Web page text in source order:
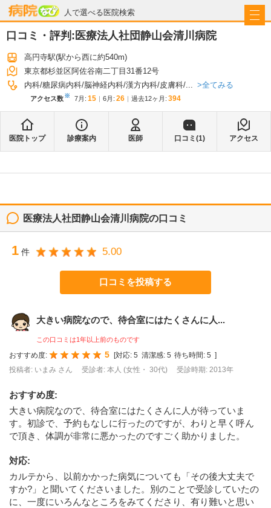
人で選べる医院検索
病院なび
口コミ・評判:医療法人社団静山会清川病院
高円寺駅(駅から西に約540m)
東京都杉並区阿佐谷南二丁目31番12号
内科 糖尿病内科 脳神経内科 漢方内科 皮膚科 ... 全てみる
アクセス数※ 7月 : 15 6月 : 26 過去12ヶ月: 394
医院トップ 診療案内 医師 口コミ(1) アクセス
医療法人社団静山会清川病院の口コミ
1 件 5.00
口コミを投稿する
大きい病院なので、待合室にはたくさんに人...
この口コミは1年以上前のものです
おすすめ度: 5 [対応: 5 清潔感: 5 待ち時間: 5 ]
投稿者: いまみ さん
受診者: 本人 (女性・ 30代) 受診時期: 2013年
おすすめ度:
大きい病院なので、待合室にはたくさんに人が待っていま
す。初診で、予約もなしに行ったのですが、わりと早く呼ん
で頂き、体調が非常に悪かったのですごく助かりました。
対応:
カルテから、以前かかった病気についても「その後大丈夫で
すか?」と聞いてくださいました。別のことで受診していたの
に、一度にいろんなところをみてくださり、有り難いと思い